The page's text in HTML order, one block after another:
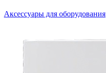
Аксессуары для оборудования